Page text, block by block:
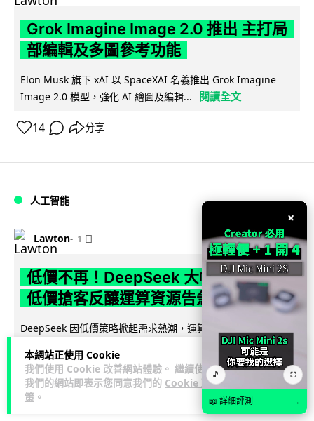
本網站正使用 Cookie
我們使用 Cookie 改善網站體驗。 繼續使用
我們的網站即表示您同意我們的 Cookie 政
策 。
Grok Imagine Image 2.0 推出 主打局
部編輯及多圖參考功能
Elon Musk 旗下 xAI 以 SpaceXAI 名義推出 Grok Imagine
Image 2.0 模型，強化 AI 繪圖及編輯...
閱讀全文
14 分享
人工智能
Lawton 1 日
低價不再！DeepSeek 大幅加價在即
低價搶客反釀運算資源告急
DeepSeek 因低價策略掀起需求熱潮，運算資源不勝負荷，官
方於 8 月 6 日宣布即將大幅上調 API 收費，惟未公布具體加
幅。事件與...
閱讀全文
70 21 分享
×
🎵 ⛶
📖 詳細評測 →